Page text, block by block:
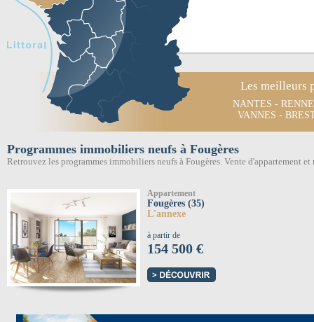
Les meilleurs
NANTES -
VANNES -
Programmes immobiliers neufs à Fougères
Retrouvez les programmes immobiliers neufs à Fougères. Vente d'appartement
Appartement
Fougères (35)
L'annexe
à partir de
154 500 €